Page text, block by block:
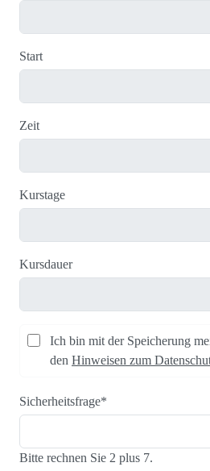
Start
Zeit
Kurstage
Kursdauer
Ich bin mit der Speicherung
den Hinweisen zum
Sicherheitsfrage*
Bitte rechnen Sie 2 plus 7.